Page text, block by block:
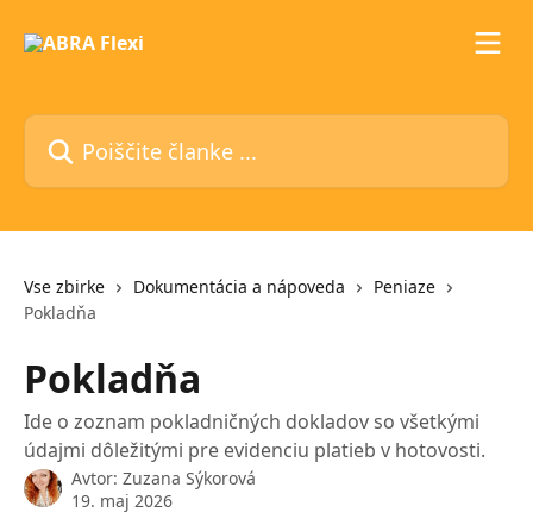
Poiščite članke ...
Vse zbirke Dokumentácia a nápoveda
Peniaze
Pokladňa
Pokladňa
Ide o zoznam pokladničných dokladov so všetkými
údajmi dôležitými pre evidenciu platieb v hotovosti.
Avtor: Zuzana Sýkorová
19. maj 2026